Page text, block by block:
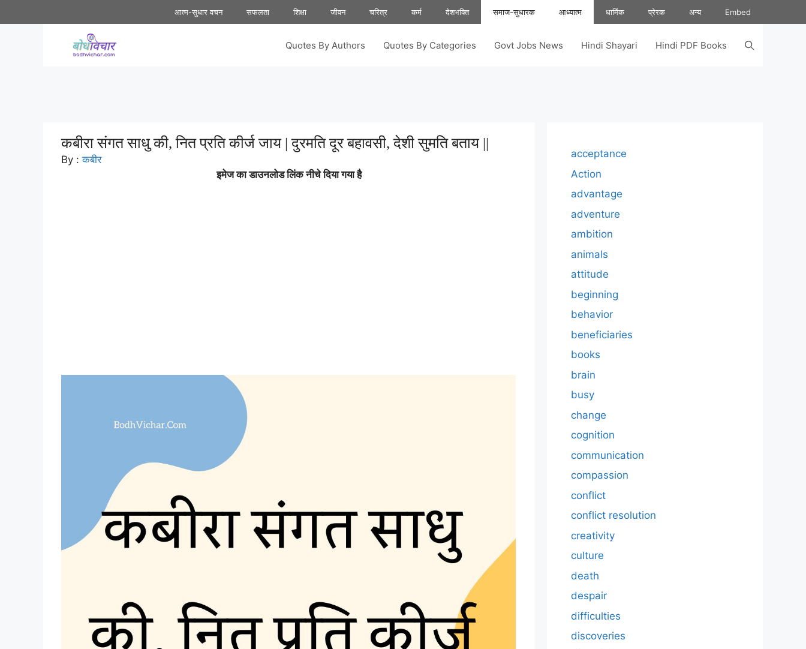
to
आत्म-सुधार वचन सफलता शिक्षा जीवन चरित्र कर्म देशभक्ति समाज-सुधारक आध्यात्म धार्मिक प्रेरक अन्य Embed
Quotes By Authors Quotes By Categories Govt Jobs News Hindi Shayari Hindi PDF Books
कबीरा संगत साधु की, नित प्रति कीर्ज जाय | दुरमति दूर बहावसी, देशी सुमति बताय ||
By :कबीर
इमेज का डाउनलोड लिंक नीचे दिया गया है
acceptance
Action
advantage
adventure
ambition
animals
attitude
beginning
behavior
beneficiaries
books
brain
busy
change
cognition
communication
compassion
conflict
conflict resolution
creativity
culture
death
despair
difficulties
discoveries